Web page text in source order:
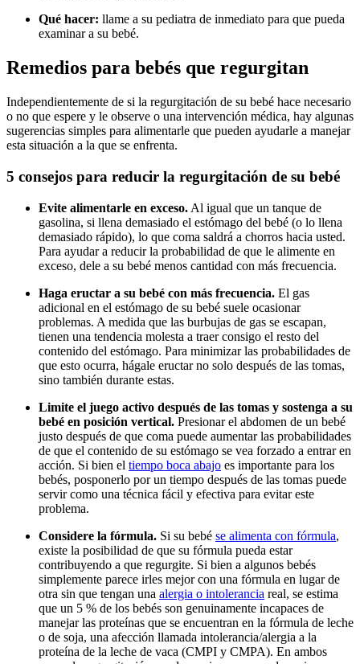
Qué hacer: llame a su pediatra de inmediato para que pueda
examinar a su bebé.
Remedios para bebés que regurgitan
Independientemente de si la regurgitación de su bebé hace necesario
o no que espere y le observe o una intervención médica, hay algunas
sugerencias simples para alimentarle que pueden ayudarle a manejar
esta situación a la que se enfrenta.
5 consejos para reducir la regurgitación de su bebé
Evite alimentarle en exceso. Al igual que un tanque de
gasolina, si llena demasiado el estómago del bebé (o lo llena
demasiado rápido), lo que coma saldrá a chorros hacia usted.
Para ayudar a reducir la probabilidad de que le alimente en
exceso, dele a su bebé menos cantidad con más frecuencia.
Haga eructar a su bebé con más frecuencia. El gas
adicional en el estómago de su bebé suele ocasionar
problemas. A medida que las burbujas de gas se escapan,
tienen una tendencia molesta a traer consigo el resto del
contenido del estómago. Para minimizar las probabilidades de
que esto ocurra, hágale eructar no solo después de las tomas,
sino también durante estas.
Limite el juego activo después de las tomas y sostenga a su
bebé en posición vertical. Presionar el abdomen de un bebé
justo después de que coma puede aumentar las probabilidades
de que el contenido de su estómago se vea forzado a entrar en
acción. Si bien el tiempo boca abajo es importante para los
bebés, posponerlo por un tiempo después de las tomas puede
servir como una técnica fácil y efectiva para evitar este
problema.
Considere la fórmula. Si su bebé se alimenta con fórmula,
existe la posibilidad de que su fórmula pueda estar
contribuyendo a que regurgite. Si bien a algunos bebés
simplemente parece irles mejor con una fórmula en lugar de
otra sin que tengan una alergia o intolerancia real, se estima
que un 5 % de los bebés son genuinamente incapaces de
manejar las proteínas que se encuentran en la fórmula de leche
o de soja, una afección llamada intolerancia/alergia a la
proteína de la leche de vaca (CMPI y CMPA). En ambos